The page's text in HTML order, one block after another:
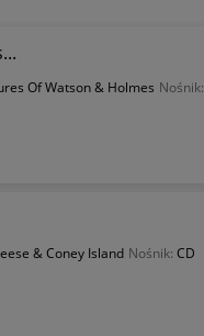
Of Watson & Holmes Nośnik:
& Coney Island Nośnik: CD